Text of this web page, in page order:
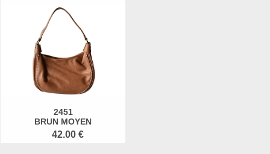
2451
BRUN MOYEN
42.00 €